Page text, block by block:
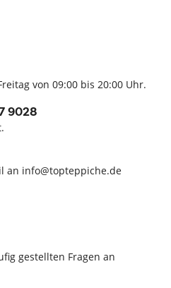
von 09:00 bis 20:00 Uhr.
9028
an info@topteppiche.de
gestellten Fragen an